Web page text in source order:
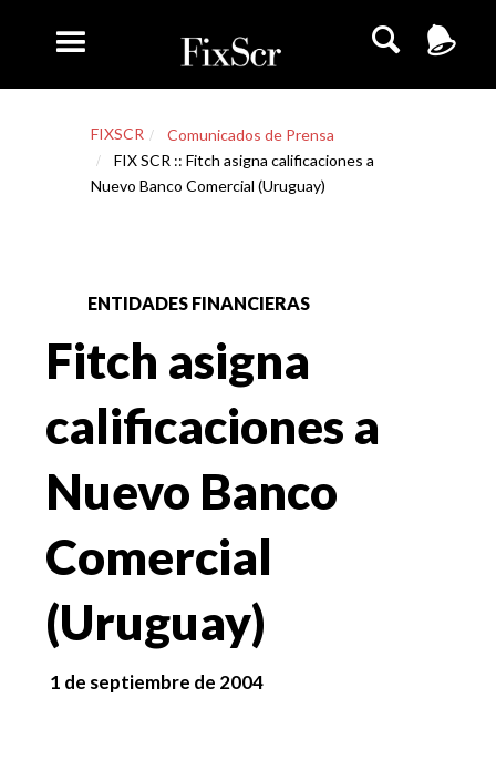
FIXSCR
Comunicados de Prensa
FIX SCR :: Fitch asigna calificaciones a
Nuevo Banco Comercial (Uruguay)
ENTIDADES FINANCIERAS
Fitch asigna
calificaciones a
Nuevo Banco
Comercial
(Uruguay)
1 de septiembre de 2004